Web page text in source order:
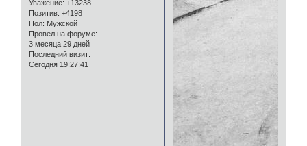
Уважение: +13238
Позитив: +4198
Пол: Мужской
Провел на форуме:
3 месяца 29 дней
Последний визит:
Сегодня 19:27:41